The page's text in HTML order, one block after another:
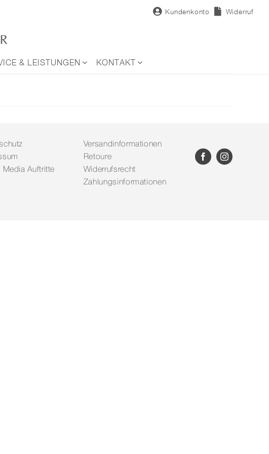
Kundenkonto Widerruf
& LEISTUNGEN KONTAKT
Media Auftritte
Versandinformationen
Retoure
Widerrufsrecht
Zahlungsinformationen